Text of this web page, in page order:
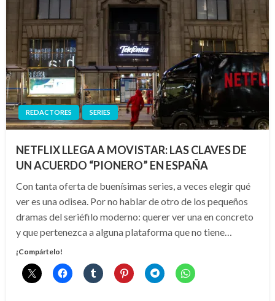
REDACTORES SERIES
NETFLIX LLEGA A MOVISTAR: LAS CLAVES DE
UN ACUERDO “PIONERO” EN ESPAÑA
Con tanta oferta de buenísimas series, a veces elegir qué
ver es una odisea. Por no hablar de otro de los pequeños
dramas del seriéfilo moderno: querer ver una en concreto
y que pertenezca a alguna plataforma que no tiene…
¡Compártelo!